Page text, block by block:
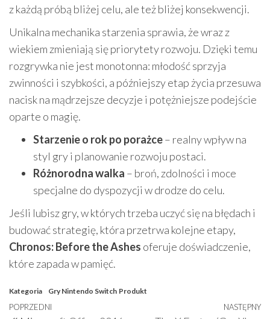
z każdą próbą bliżej celu, ale też bliżej konsekwencji.
Unikalna mechanika starzenia sprawia, że wraz z
wiekiem zmieniają się priorytety rozwoju. Dzięki temu
rozgrywka nie jest monotonna: młodość sprzyja
zwinności i szybkości, a późniejszy etap życia przesuwa
nacisk na mądrzejsze decyzje i potężniejsze podejście
oparte o magię.
Starzenie o rok po porażce– realny wpływ na
styl gry i planowanie rozwoju postaci.
Różnorodna walka – broń, zdolności i moce
specjalne do dyspozycji w drodze do celu.
Jeśli lubisz gry, w których trzeba uczyć się na błędach i
budować strategię, która przetrwa kolejne etapy,
Chronos: Before the Ashes oferuje doświadczenie,
które zapada w pamięć.
Kategoria Gry Nintendo Switch Produkt
Nawigacja
Poprzedni
POPRZEDNI NASTĘPNY